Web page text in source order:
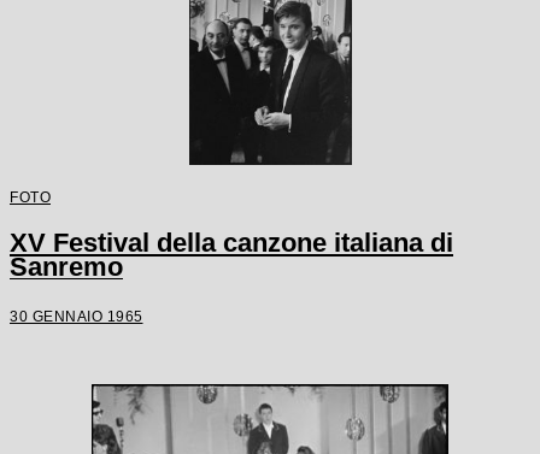
FOTO
XV Festival della canzone italiana di
Sanremo
30 GENNAIO 1965